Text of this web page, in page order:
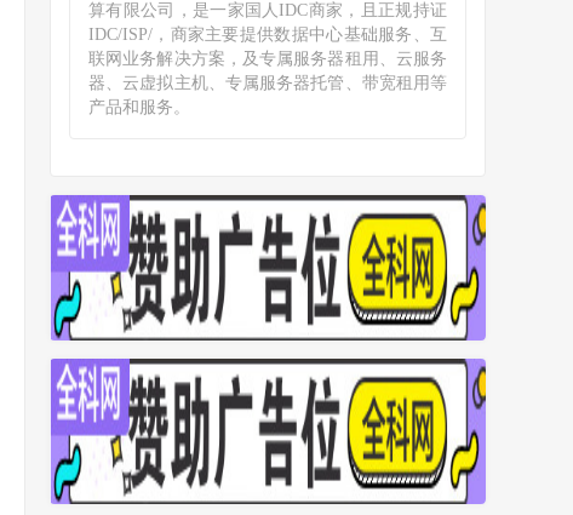
算有限公司，是一家国人IDC商家，且正规持证
IDC/ISP/，商家主要提供数据中心基础服务、互
联网业务解决方案，及专属服务器租用、云服务
器、云虚拟主机、专属服务器托管、带宽租用等
产品和服务。